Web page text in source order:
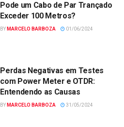
Pode um Cabo de Par Trançado
Exceder 100 Metros?
BY MARCELO BARBOZA 01/06/2024
Perdas Negativas em Testes
com Power Meter e OTDR:
Entendendo as Causas
BY MARCELO BARBOZA 31/05/2024